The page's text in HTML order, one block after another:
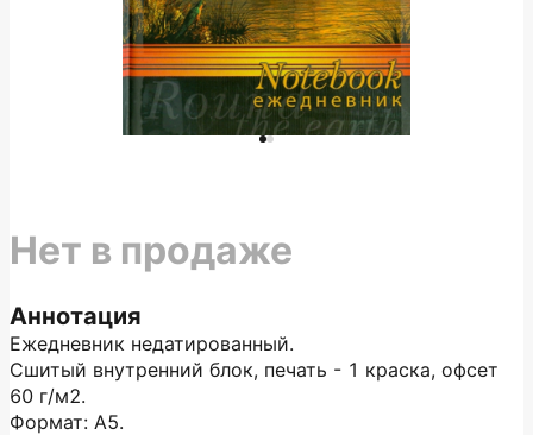
Аннотация
Ежедневник недатированный.
Сшитый внутренний блок, печать - 1 краска, офсет
60 г/м2.
Формат: А5.
Нет в продаже